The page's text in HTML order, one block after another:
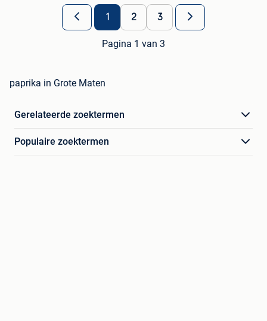
1 2 3
Pagina 1 van 3
paprika in Grote Maten
Gerelateerde zoektermen
Populaire zoektermen